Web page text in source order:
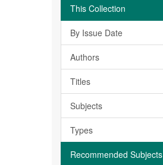
This Collection
By Issue Date
Authors
Titles
Subjects
Types
Recommended Subjects